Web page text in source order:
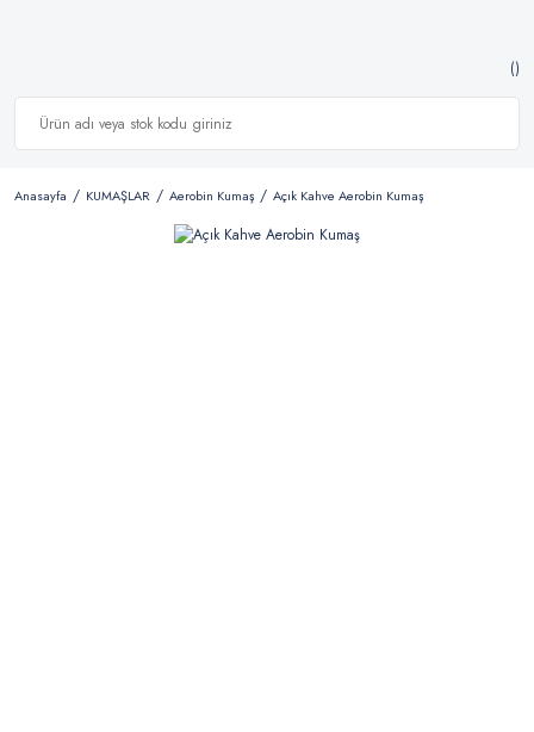
Anasayfa KUMAŞLAR Aerobin Kumaş Açık Kahve Aerobin Kumaş